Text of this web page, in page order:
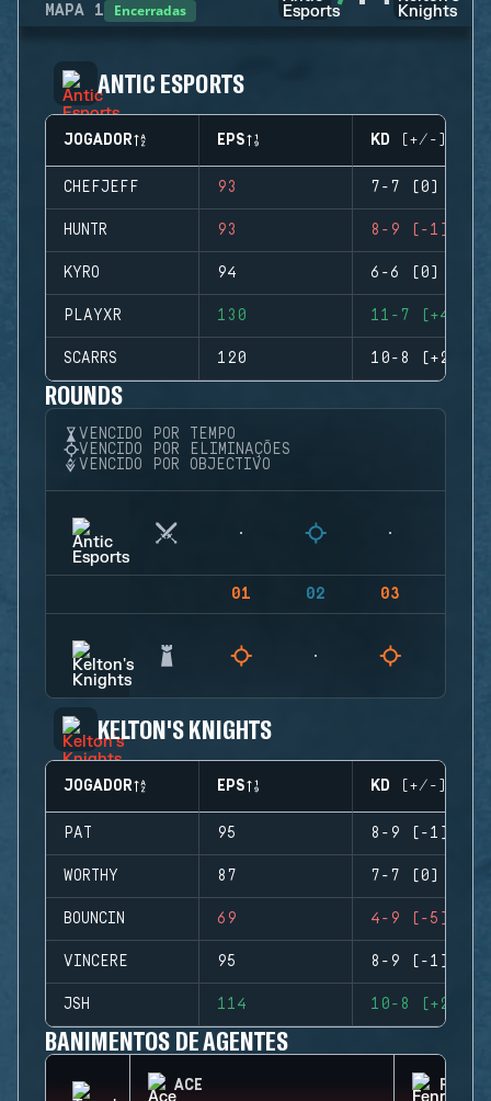
MAPA 1 Encerradas
ANTIC ESPORTS
JOGADOR EPS KD (+/-)
CHEFJEFF 93 7-7 (0)
HUNTR 93 8-9 (-1)
KYRO 94 6-6 (0)
PLAYXR 130 11-7 (+4)
SCARRS 120 10-8 (+2)
ROUNDS
VENCIDO POR TEMPO
VENCIDO POR ELIMINAÇÕES
VENCIDO POR OBJECTIVO
01 02 03
KELTON'S KNIGHTS
JOGADOR EPS KD (+/-)
PAT 95 8-9 (-1)
WORTHY 87 7-7 (0)
BOUNCIN 69 4-9 (-5)
VINCERE 95 8-9 (-1)
JSH 114 10-8 (+2)
BANIMENTOS DE AGENTES
ACE